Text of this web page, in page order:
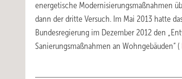
energetische Modernisierungsmaßnahmen
dann der dritte Versuch. Im Mai 2013 hatte
Bundesregierung im Dezember 2012 den
Sanierungsmaßnahmen an Wohngebäuden“ (